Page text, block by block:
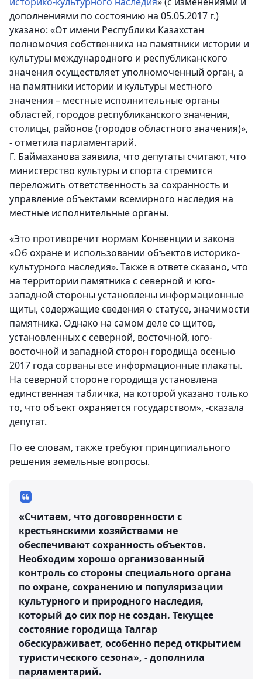
дополнениями по состоянию на 05.05.2017 г.)
указано: «От имени Республики Казахстан
полномочия собственника на памятники истории и
культуры международного и республиканского
значения осуществляет уполномоченный орган, а
на памятники истории и культуры местного
значения – местные исполнительные органы
областей, городов республиканского значения,
столицы, районов (городов областного значения)»,
- отметила парламентарий.
Г. Баймаханова заявила, что депутаты считают, что
министерство культуры и спорта стремится
переложить ответственность за сохранность и
управление объектами всемирного наследия на
местные исполнительные органы.
«Это противоречит нормам Конвенции и закона
«Об охране и использовании объектов историко-
культурного наследия». Также в ответе сказано, что
на территории памятника с северной и юго-
западной стороны установлены информационные
щиты, содержащие сведения о статусе, значимости
памятника. Однако на самом деле со щитов,
установленных с северной, восточной, юго-
восточной и западной сторон городища осенью
2017 года сорваны все информационные плакаты.
На северной стороне городища установлена
единственная табличка, на которой указано только
то, что объект охраняется государством», -сказала
депутат.
По ее словам, также требуют принципиального
решения земельные вопросы.
«Считаем, что договоренности с
крестьянскими хозяйствами не
обеспечивают сохранность объектов.
Необходим хорошо организованный
контроль со стороны специального органа
по охране, сохранению и популяризации
культурного и природного наследия,
который до сих пор не создан. Текущее
состояние городища Талгар
обескураживает, особенно перед открытием
туристического сезона», - дополнила
парламентарий.